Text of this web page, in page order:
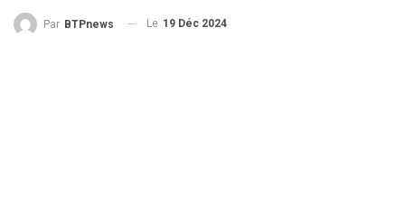
Par BTPnews Le 19 Déc 2024